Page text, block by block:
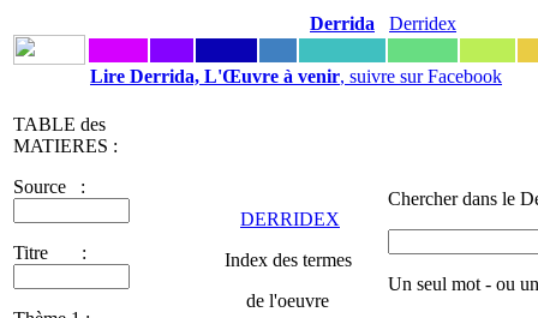
Derrida Derridex
Lire Derrida, L'Œuvre à venir, suivre sur Facebook
TABLE des
MATIERES :
Source :
Titre :
DERRIDEX
Index des termes
de l'oeuvre
Chercher dans le
Un seul mot - ou